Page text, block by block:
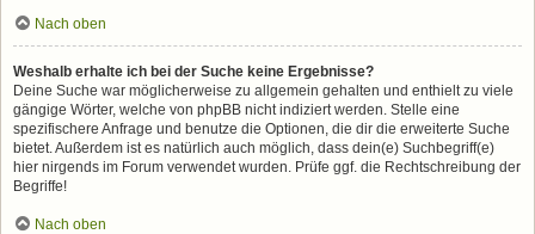
Nach oben
Weshalb erhalte ich bei der Suche keine Ergebnisse?
Deine Suche war möglicherweise zu allgemein gehalten und enthielt zu viele
gängige Wörter, welche von phpBB nicht indiziert werden. Stelle eine
spezifischere Anfrage und benutze die Optionen, die dir die erweiterte Suche
bietet. Außerdem ist es natürlich auch möglich, dass dein(e) Suchbegriff(e)
hier nirgends im Forum verwendet wurden. Prüfe ggf. die Rechtschreibung der
Begriffe!
Nach oben